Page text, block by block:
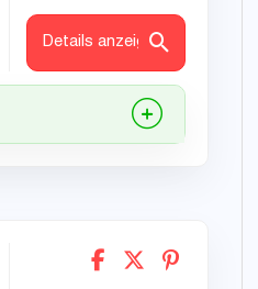
Details anzeigen